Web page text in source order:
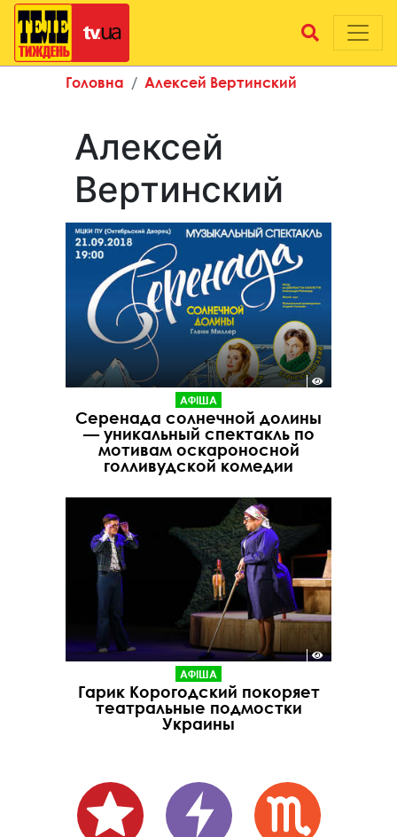
Головна Алексей Вертинский
Алексей
Вертинский
АФІША
Серенада солнечной долины
— уникальный спектакль по
мотивам оскароносной
голливудской комедии
АФІША
Гарик Корогодский покоряет
театральные подмостки
Украины